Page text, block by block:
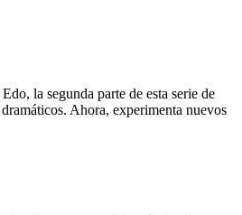
la segunda parte de esta serie de
Ahora, experimenta nuevos